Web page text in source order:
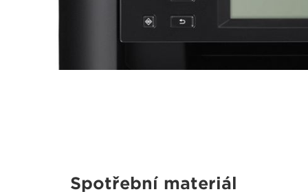
Spotřební materiál